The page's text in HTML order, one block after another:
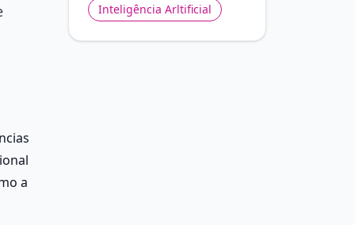
a
Inteligência Arltificial